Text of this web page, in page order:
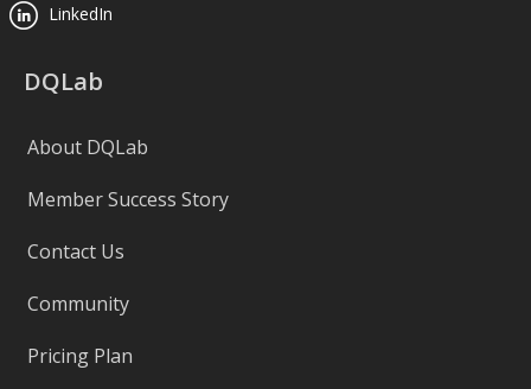
LinkedIn
DQLab
About DQLab
Member Success Story
Contact Us
Community
Pricing Plan